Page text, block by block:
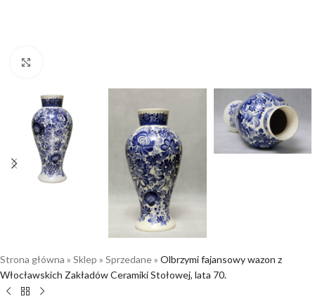
Strona główna » Sklep » Sprzedane» Olbrzymi fajansowy wazon z
Włocławskich Zakładów Ceramiki Stołowej, lata 70.